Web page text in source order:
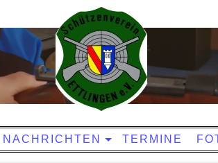
NACHRICHTEN TERMINE